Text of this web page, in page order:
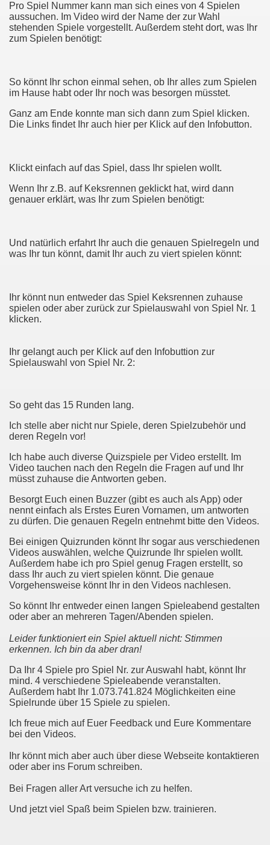
Pro Spiel Nummer kann man sich eines von 4 Spielen
aussuchen. Im Video wird der Name der zur Wahl
stehenden Spiele vorgestellt. Außerdem steht dort, was Ihr
zum Spielen benötigt:
So könnt Ihr schon einmal sehen, ob Ihr alles zum Spielen
im Hause habt oder Ihr noch was besorgen müsstet.
Ganz am Ende konnte man sich dann zum Spiel klicken.
Die Links findet Ihr auch hier per Klick auf den Infobutton.
Klickt einfach auf das Spiel, dass Ihr spielen wollt.
Wenn Ihr z.B. auf Keksrennen geklickt hat, wird dann
genauer erklärt, was Ihr zum Spielen benötigt:
Und natürlich erfahrt Ihr auch die genauen Spielregeln und
was Ihr tun könnt, damit Ihr auch zu viert spielen könnt:
Ihr könnt nun entweder das Spiel Keksrennen zuhause
spielen oder aber zurück zur Spielauswahl von Spiel Nr. 1
klicken.
Ihr gelangt auch per Klick auf den Infobuttion zur
Spielauswahl von Spiel Nr. 2:
So geht das 15 Runden lang.
Ich stelle aber nicht nur Spiele, deren Spielzubehör und
deren Regeln vor!
Ich habe auch diverse Quizspiele per Video erstellt. Im
Video tauchen nach den Regeln die Fragen auf und Ihr
müsst zuhause die Antworten geben.
Besorgt Euch einen Buzzer (gibt es auch als App) oder
nennt einfach als Erstes Euren Vornamen, um antworten
zu dürfen. Die genauen Regeln entnehmt bitte den Videos.
Bei einigen Quizrunden könnt Ihr sogar aus verschiedenen
Videos auswählen, welche Quizrunde Ihr spielen wollt.
Außerdem habe ich pro Spiel genug Fragen erstellt, so
dass Ihr auch zu viert spielen könnt. Die genaue
Vorgehensweise könnt Ihr in den Videos nachlesen.
So könnt Ihr entweder einen langen Spieleabend gestalten
oder aber an mehreren Tagen/Abenden spielen.
Leider funktioniert ein Spiel aktuell nicht: Stimmen
erkennen. Ich bin da aber dran!
Da Ihr 4 Spiele pro Spiel Nr. zur Auswahl habt, könnt Ihr
mind. 4 verschiedene Spieleabende veranstalten.
Außerdem habt Ihr 1.073.741.824 Möglichkeiten eine
Spielrunde über 15 Spiele zu spielen.
Ich freue mich auf Euer Feedback und Eure Kommentare
bei den Videos.
Ihr könnt mich aber auch über diese Webseite kontaktieren
oder aber ins Forum schreiben.
Bei Fragen aller Art versuche ich zu helfen.
Und jetzt viel Spaß beim Spielen bzw. trainieren.